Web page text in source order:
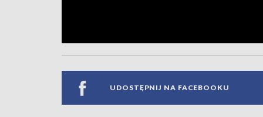
UDOSTĘPNIJ NA FACEBOOKU